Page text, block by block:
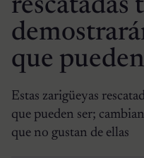
rescatadas
que
Estas zarigüeyas
que pueden ser;
que no gustan de ellas